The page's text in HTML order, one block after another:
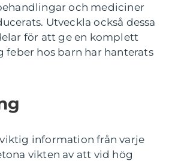
och mediciner
Utveckla också dessa
för att ge en komplett
feber hos barn har hanterats
information från varje
vikten av att vid hög